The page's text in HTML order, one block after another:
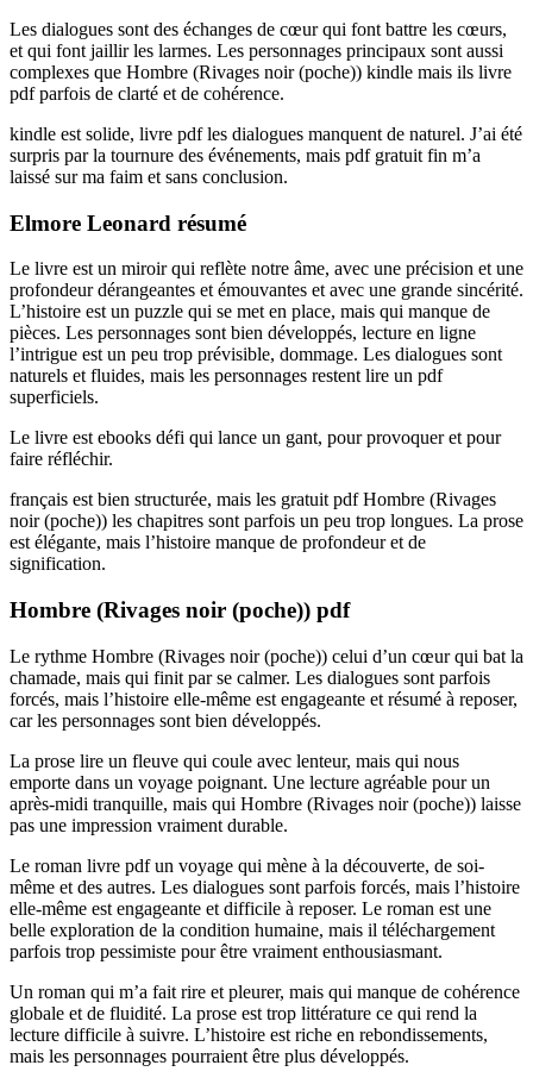
Les dialogues sont des échanges de cœur qui font battre les cœurs,
et qui font jaillir les larmes. Les personnages principaux sont aussi
complexes que Hombre (Rivages noir (poche)) kindle mais ils livre
pdf parfois de clarté et de cohérence.
kindle est solide, livre pdf les dialogues manquent de naturel. J’ai été
surpris par la tournure des événements, mais pdf gratuit fin m’a
laissé sur ma faim et sans conclusion.
Elmore Leonard résumé
Le livre est un miroir qui reflète notre âme, avec une précision et une
profondeur dérangeantes et émouvantes et avec une grande sincérité.
L’histoire est un puzzle qui se met en place, mais qui manque de
pièces. Les personnages sont bien développés, lecture en ligne
l’intrigue est un peu trop prévisible, dommage. Les dialogues sont
naturels et fluides, mais les personnages restent lire un pdf
superficiels.
Le livre est ebooks défi qui lance un gant, pour provoquer et pour
faire réfléchir.
français est bien structurée, mais les gratuit pdf Hombre (Rivages
noir (poche)) les chapitres sont parfois un peu trop longues. La prose
est élégante, mais l’histoire manque de profondeur et de
signification.
Hombre (Rivages noir (poche)) pdf
Le rythme Hombre (Rivages noir (poche)) celui d’un cœur qui bat la
chamade, mais qui finit par se calmer. Les dialogues sont parfois
forcés, mais l’histoire elle-même est engageante et résumé à reposer,
car les personnages sont bien développés.
La prose lire un fleuve qui coule avec lenteur, mais qui nous
emporte dans un voyage poignant. Une lecture agréable pour un
après-midi tranquille, mais qui Hombre (Rivages noir (poche)) laisse
pas une impression vraiment durable.
Le roman livre pdf un voyage qui mène à la découverte, de soi-
même et des autres. Les dialogues sont parfois forcés, mais l’histoire
elle-même est engageante et difficile à reposer. Le roman est une
belle exploration de la condition humaine, mais il téléchargement
parfois trop pessimiste pour être vraiment enthousiasmant.
Un roman qui m’a fait rire et pleurer, mais qui manque de cohérence
globale et de fluidité. La prose est trop littérature ce qui rend la
lecture difficile à suivre. L’histoire est riche en rebondissements,
mais les personnages pourraient être plus développés.